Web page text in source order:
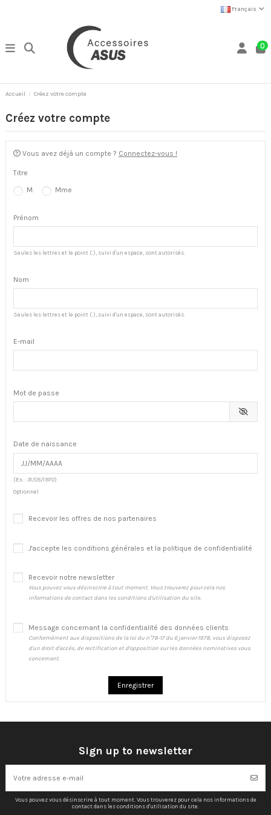
Français
0
Accueil Créez votre compte
Créez votre compte
Vous avez déjà un compte ? Connectez-vous !
Titre
M. Mme
Prénom
Seules les lettres et le point (.), suivi d'un espace, sont autorisés.
Nom
Seules les lettres et le point (.), suivi d'un espace, sont autorisés.
E-mail
Mot de passe
Date de naissance
(Ex. : 31/05/1970)
Optionnel
Recevoir les offres de nos partenaires
J'accepte les conditions générales et la politique de confidentialité
Recevoir notre newsletter
Vous pouvez vous désinscrire à tout moment. Vous trouverez pour cela nos
informations de contact dans les conditions d'utilisation du site.
Message concernant la confidentialité des données clients
Conformément aux dispositions de la loi du n°78-17 du 6 janvier 1978, vous disposez
d'un droit d'accès, de rectification et d'opposition sur les données nominatives vous
concernant.
Enregistrer
Sign up to newsletter
Vous pouvez vous désinscrire à tout moment. Vous trouverez pour cela nos informations de
contact dans les conditions d'utilisation du site.